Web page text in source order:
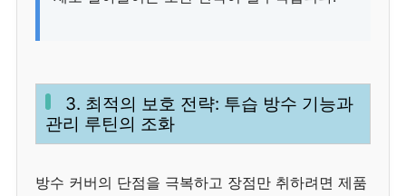
3. 최적의 보호 전략: 투습 방수 기능과
관리 루틴의 조화
방수 커버의 단점을 극복하고 장점만 취하려면 제품